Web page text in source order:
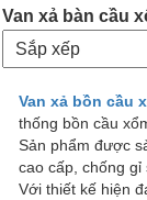
Van xả bàn cầu
Van xả bồn cầu
thống bồn cầu
Sản phẩm được
cao cấp, chống
Với thiết kế hiện